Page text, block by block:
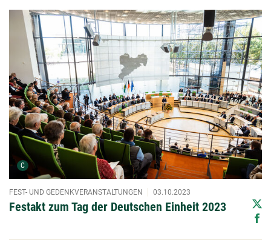
C Urheber der Grafik:
Festakt zum Tag der Deutschen Einheit 2023
FEST- UND GEDENKVERANSTALTUNGEN 03.10.2023